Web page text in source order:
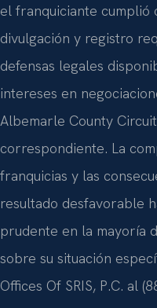
el franquiciante cumplió
divulgación y registro
defensas legales
intereses en
Albemarle County
correspondiente. La
franquicias y las
resultado desfavorable
prudente en la mayoría
sobre su situación
Offices Of SRIS, P.C. al